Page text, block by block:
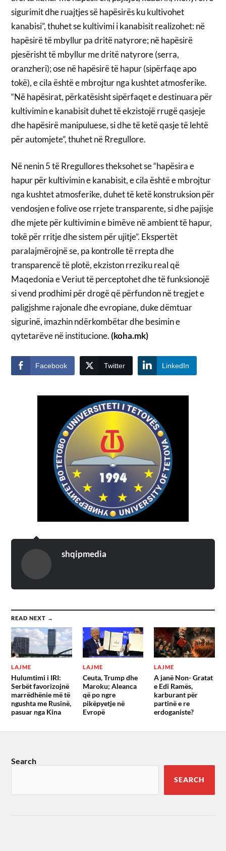
sigurimit dhe ruajtjes së hapësirës ku kultivohet
kanabisi”, thuhet se kultivimi i kanabisit realizohet: në
hapësirë të mbyllur pa dritë natyrore; në hapësirë
pjesërisht të mbyllur me dritë natyrore (serra,
oranzheri); ose në hapësirë të hapur (sipërfaqe apo
tokë), e cila është e mbrojtur nga kushtet atmosferike.
“Në hapësirat, përkatësisht sipërfaqet e destinuara për
kultivimin e kanabisit duhet të ekzistojë rrugë qasjeje
dhe hapësirë manipuluese, si dhe të ketë qasje të lehtë
për automjete”, thuhet në Rregullore.
Në nenin 5 të Rregullores theksohet se “hapësira e
hapur për kultivimin e kanabisit, e cila është e mbrojtur
nga kushtet atmosferike, duhet të ketë konstruksion për
vendosjen e folive ose rrjete transparente, si dhe pajisje
dhe mjete për kultivimin e bimëve në ambient të hapur,
tokë për rritje dhe sistem për ujitje”. Ekspertët
paralajmërojnë se, pa kontrolle të rrepta dhe
transparencë të plotë, ekziston rreziku real që
Maqedonia e Veriut të perceptohet dhe të funksionojë
si vend prodhimi për drogë që përfundon në tregjet e
paligjshme rajonale dhe evropiane, duke dëmtuar
sigurinë, imazhin ndërkombëtar dhe besimin e
qytetarëve në institucione. (koha.mk)
Facebook Twitter LinkedIn
shqipmedia
READ NEXT →
LAJME
Hulumtimi i IRI:
Serbët favorizojnë
marrëdhënie më të
ngushta me Rusinë,
pasuar nga Kina
LAJME
Ceuta, Trump dhe
Maroku; Aleanca
që po ngre
pikëpyetje në
Evropë
LAJME
A janë Non- Gratat
e Edi Ramës,
karburant për
partinë e re
erdoganiste?
Search
SEARCH